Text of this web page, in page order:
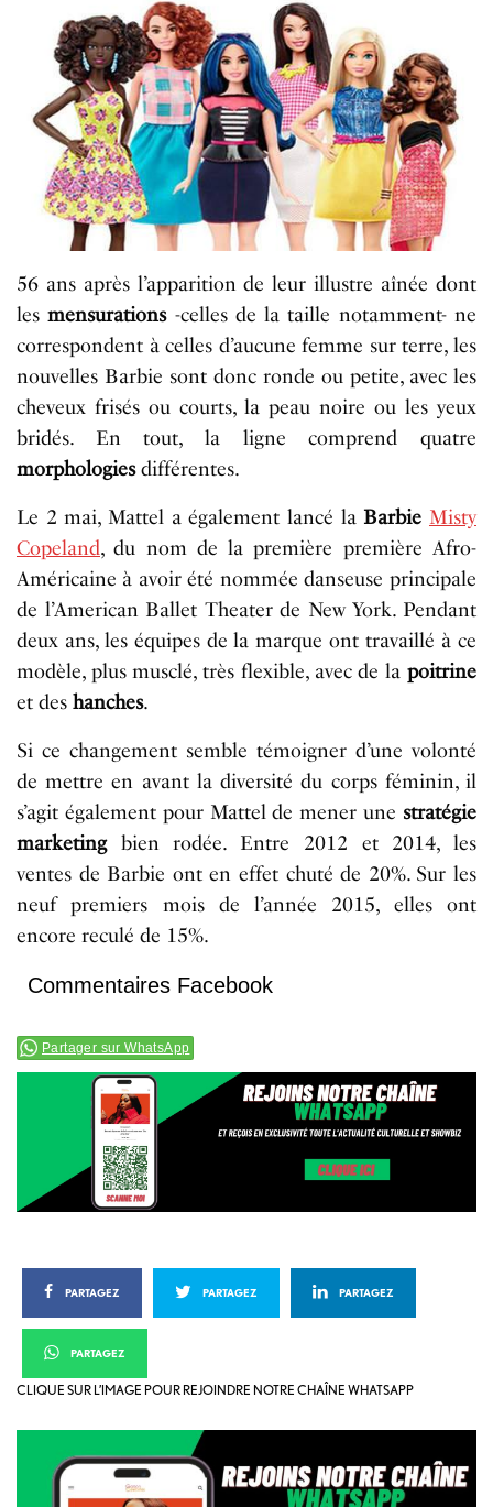
56 ans après l’apparition de leur illustre aînée dont
lesmensurations-celles de la taille notamment- ne
correspondent à celles d’aucune femme sur terre, les
nouvelles Barbie sont donc ronde ou petite, avec les
cheveux frisés ou courts, la peau noire ou les yeux
bridés. En tout, la ligne comprend quatre
morphologiesdifférentes.
Le 2 mai, Mattel a également lancé la Barbie Misty
Copeland, du nom de la première première Afro-
Américaine à avoir été nommée danseuse principale
de l’American Ballet Theater de New York. Pendant
deux ans, les équipes de la marque ont travaillé à ce
modèle, plus musclé, très flexible, avec de la poitrine
et deshanches.
Si ce changement semble témoigner d’une volonté
de mettre en avant la diversité du corps féminin, il
s’agit également pour Mattel de mener une stratégie
marketingbien rodée. Entre 2012 et 2014, les
ventes de Barbie ont en effet chuté de 20%. Sur les
neuf premiers mois de l’année 2015, elles ont
encore reculé de 15%.
Commentaires Facebook
Partager sur WhatsApp
PARTAGEZ PARTAGEZ PARTAGEZ
PARTAGEZ
CLIQUE SUR L’IMAGE POUR REJOINDRE NOTRE CHAÎNE WHATSAPP